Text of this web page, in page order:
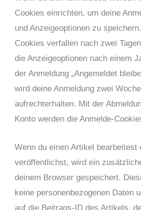
Cookies einrichten, um deine
und Anzeigeoptionen zu
Cookies verfallen nach zwei
die Anzeigeoptionen nach einem
der Anmeldung „Angemeldet
wird deine Anmeldung zwei
aufrechterhalten. Mit der
Konto werden die Anmelde-
Wenn du einen Artikel bearbeitest
veröffentlichst, wird ein
deinem Browser gespeichert.
keine personenbezogenen Daten
auf die Beitrags-ID des Artikels,